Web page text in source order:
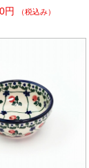
円
（税込み）